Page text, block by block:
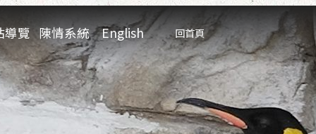
:::
回首頁
導覽 陳情系統 English